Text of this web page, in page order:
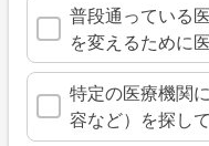
普段通っている
を変えるために
特定の医療機関
容など）を探し